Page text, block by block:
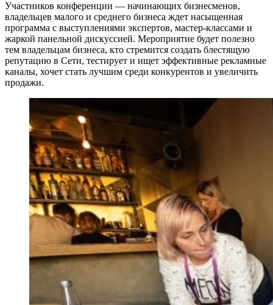
Участников конференции — начинающих бизнесменов,
владельцев малого и среднего бизнеса ждет насыщенная
программа с выступлениями экспертов, мастер-классами и
жаркой панельной дискуссией. Мероприятие будет полезно
тем владельцам бизнеса, кто стремится создать блестящую
репутацию в Сети, тестирует и ищет эффективные рекламные
каналы, хочет стать лучшим среди конкурентов и увеличить
продажи.